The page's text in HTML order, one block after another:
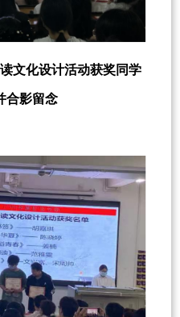
文化设计活动获奖同学
合影留念